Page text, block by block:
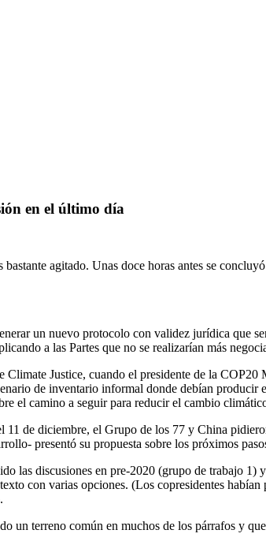
en el último día
agitado. Unas doce horas antes se
un nuevo protocolo con validez jurídica que
a las Partes que no se realizarían más
Justice, cuando el presidente de la
de inventario informal donde debían producir
el camino a seguir para reducir el cambio
de diciembre, el Grupo de los 77 y China
presentó su propuesta sobre los próximos
las discusiones en pre-2020 (grupo de trabajo
con varias opciones. (Los copresidentes
un terreno común en muchos de los párrafos y